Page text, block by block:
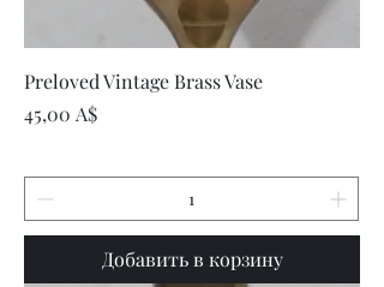
Preloved Vintage Brass Vase
Цена
45,00 A$
Добавить в корзину